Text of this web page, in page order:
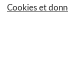
Cookies et